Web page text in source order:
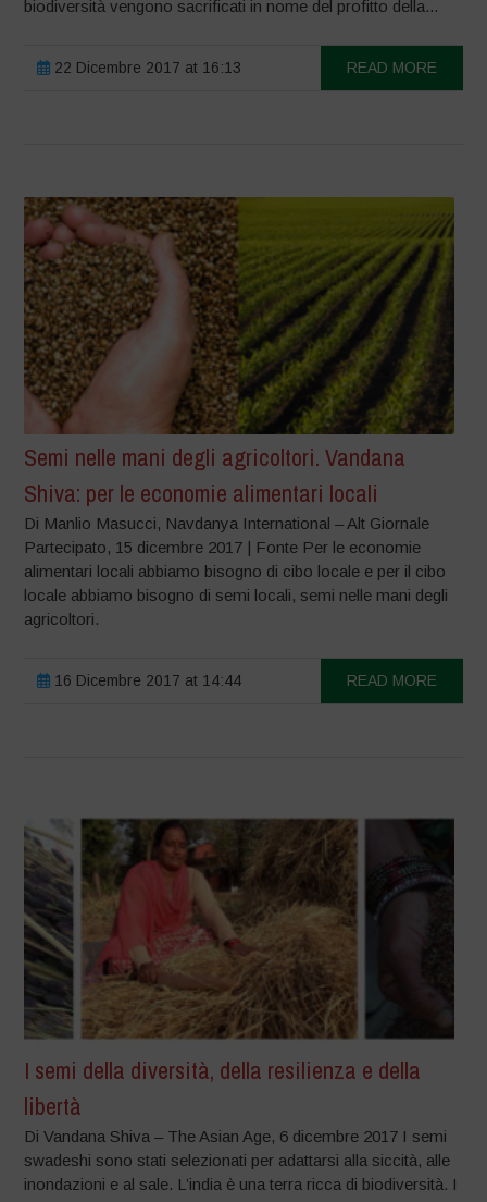
biodiversità vengono sacrificati in nome del profitto della...
22 Dicembre 2017 at 16:13 READ MORE
Semi nelle mani degli agricoltori. Vandana
Shiva: per le economie alimentari locali
Di Manlio Masucci, Navdanya International – Alt Giornale
Partecipato, 15 dicembre 2017 | Fonte Per le economie
alimentari locali abbiamo bisogno di cibo locale e per il cibo
locale abbiamo bisogno di semi locali, semi nelle mani degli
agricoltori.
16 Dicembre 2017 at 14:44 READ MORE
I semi della diversità, della resilienza e della
libertà
Di Vandana Shiva – The Asian Age, 6 dicembre 2017 I semi
swadeshi sono stati selezionati per adattarsi alla siccità, alle
inondazioni e al sale. L’india è una terra ricca di biodiversità. I